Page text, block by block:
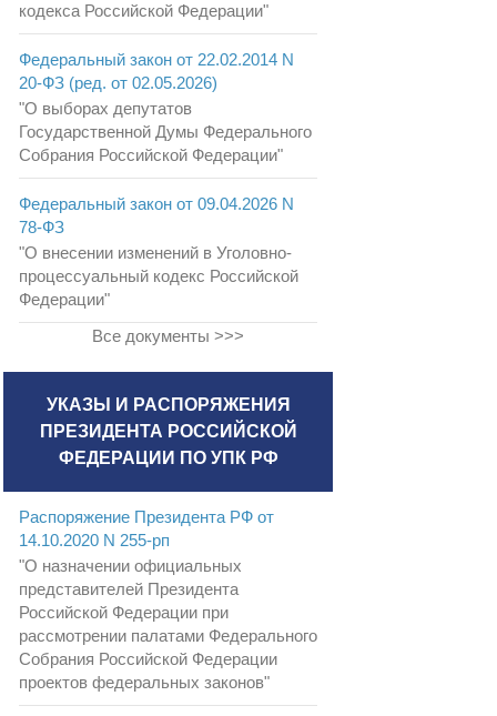
кодекса Российской Федерации"
Федеральный закон от 22.02.2014 N
20-ФЗ (ред. от 02.05.2026)
"О выборах депутатов
Государственной Думы Федерального
Собрания Российской Федерации"
Федеральный закон от 09.04.2026 N
78-ФЗ
"О внесении изменений в Уголовно-
процессуальный кодекс Российской
Федерации"
Все документы >>>
УКАЗЫ И РАСПОРЯЖЕНИЯ
ПРЕЗИДЕНТА РОССИЙСКОЙ
ФЕДЕРАЦИИ ПО УПК РФ
Распоряжение Президента РФ от
14.10.2020 N 255-рп
"О назначении официальных
представителей Президента
Российской Федерации при
рассмотрении палатами Федерального
Собрания Российской Федерации
проектов федеральных законов"